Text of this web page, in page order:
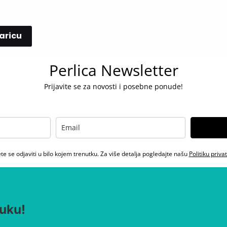
Perlica Newsletter
Prijavite se za novosti i posebne ponude!
se odjaviti u bilo kojem trenutku. Za više detalja pogledajte našu Politiku